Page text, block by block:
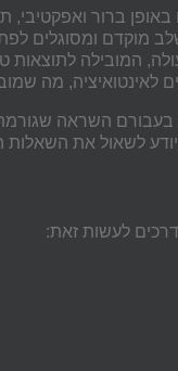
באופן ברור ואפקטיבי,
מוקדם ומסוגלים
המובילה לתוצאות
לאינטואיציה, מה
השראה שגורמת
לשאול את השאלות
לעשות זאת: